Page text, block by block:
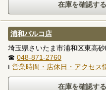
浦和パルコ店
埼玉県さいたま市浦和区東高
☎ 048-871-2760
ℹ 営業時間・店休日・アクセス